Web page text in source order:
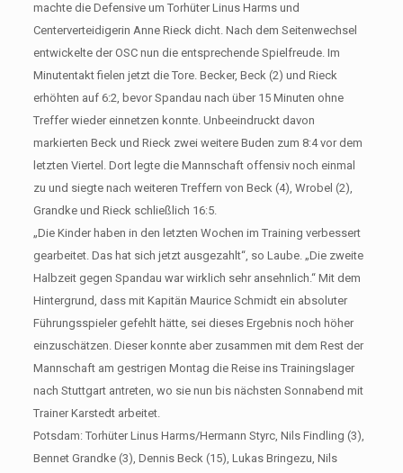
machte die Defensive um Torhüter Linus Harms und
Centerverteidigerin Anne Rieck dicht. Nach dem Seitenwechsel
entwickelte der OSC nun die entsprechende Spielfreude. Im
Minutentakt fielen jetzt die Tore. Becker, Beck (2) und Rieck
erhöhten auf 6:2, bevor Spandau nach über 15 Minuten ohne
Treffer wieder einnetzen konnte. Unbeeindruckt davon
markierten Beck und Rieck zwei weitere Buden zum 8:4 vor dem
letzten Viertel. Dort legte die Mannschaft offensiv noch einmal
zu und siegte nach weiteren Treffern von Beck (4), Wrobel (2),
Grandke und Rieck schließlich 16:5.
„Die Kinder haben in den letzten Wochen im Training verbessert
gearbeitet. Das hat sich jetzt ausgezahlt“, so Laube. „Die zweite
Halbzeit gegen Spandau war wirklich sehr ansehnlich.“ Mit dem
Hintergrund, dass mit Kapitän Maurice Schmidt ein absoluter
Führungsspieler gefehlt hätte, sei dieses Ergebnis noch höher
einzuschätzen. Dieser konnte aber zusammen mit dem Rest der
Mannschaft am gestrigen Montag die Reise ins Trainingslager
nach Stuttgart antreten, wo sie nun bis nächsten Sonnabend mit
Trainer Karstedt arbeitet.
Potsdam: Torhüter Linus Harms/Hermann Styrc, Nils Findling (3),
Bennet Grandke (3), Dennis Beck (15), Lukas Bringezu, Nils